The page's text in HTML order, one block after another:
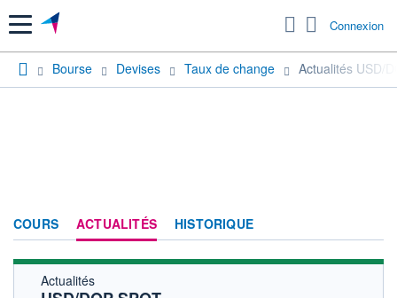
Menu Connexion
Bourse Devises Taux de change Actualités USD/
COURS ACTUALITÉS HISTORIQUE
Actualités